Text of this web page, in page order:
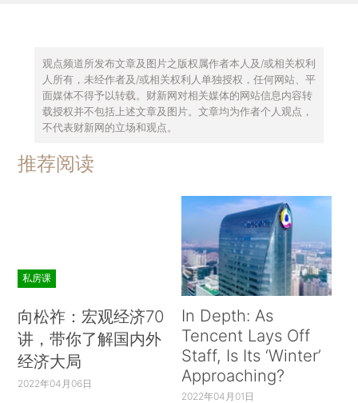
观点频道所发布文章及图片之版权属作者本人及/或相关权利
人所有，未经作者及/或相关权利人单独授权，任何网站、平
面媒体不得予以转载。财新网对相关媒体的网站信息内容转
载授权并不包括上述文章及图片。文章均为作者个人观点，
不代表财新网的立场和观点。
推荐阅读
私房课
向松祚：宏观经济70
讲，带你了解国内外
经济大局
2022年04月06日
In Depth: As
Tencent Lays Off
Staff, Is Its ‘Winter’
Approaching?
2022年04月01日